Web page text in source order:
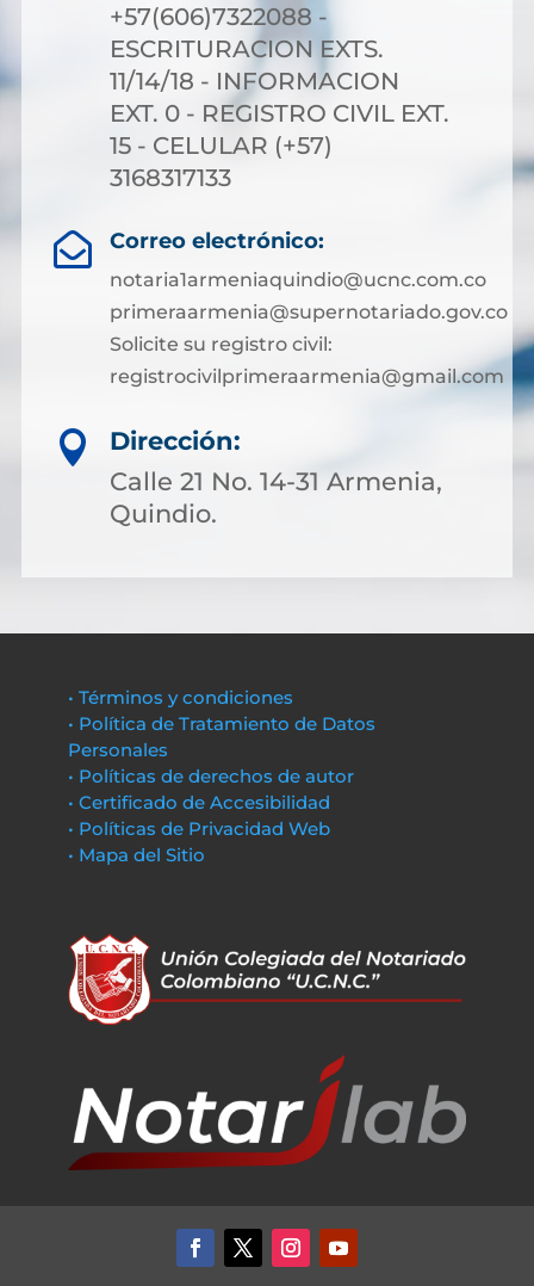
+57(606)7322088 -
ESCRITURACION EXTS.
11/14/18 - INFORMACION
EXT. 0 - REGISTRO CIVIL EXT.
15 - CELULAR (+57)
3168317133
 Correo electrónico:
notaria1armeniaquindio@ucnc.com.co
primeraarmenia@supernotariado.gov.co
Solicite su registro civil:
registrocivilprimeraarmenia@gmail.com

Dirección:
Calle 21 No. 14-31 Armenia,
Quindio.
• Términos y condiciones
• Política de Tratamiento de Datos
Personales
• Políticas de derechos de autor
• Certificado de Accesibilidad
• Políticas de Privacidad Web
• Mapa del Sitio